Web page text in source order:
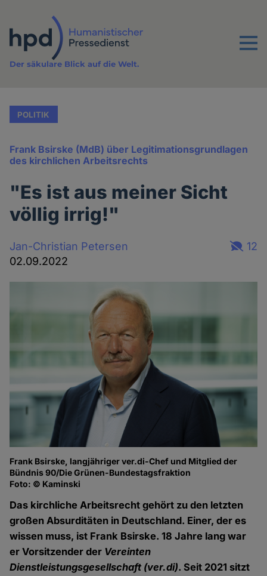
Inhalt
Menu
Der säkulare Blick auf die Welt.
POLITIK
Frank Bsirske (MdB) über Legitimationsgrundlagen
des kirchlichen Arbeitsrechts
"Es ist aus meiner Sicht
völlig irrig!"
Jan-Christian Petersen
02.09.2022
12
Frank Bsirske, langjähriger ver.di-Chef und Mitglied der
Bündnis 90/Die Grünen-Bundestagsfraktion
Foto: © Kaminski
Das kirchliche Arbeitsrecht gehört zu den letzten
großen Absurditäten in Deutschland. Einer, der es
wissen muss, ist Frank Bsirske. 18 Jahre lang war
er Vorsitzender der Vereinten
Dienstleistungsgesellschaft (ver.di). Seit 2021 sitzt